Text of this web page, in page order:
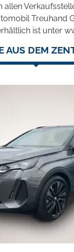
allen
Treuhand
ist unter
AUS DEM